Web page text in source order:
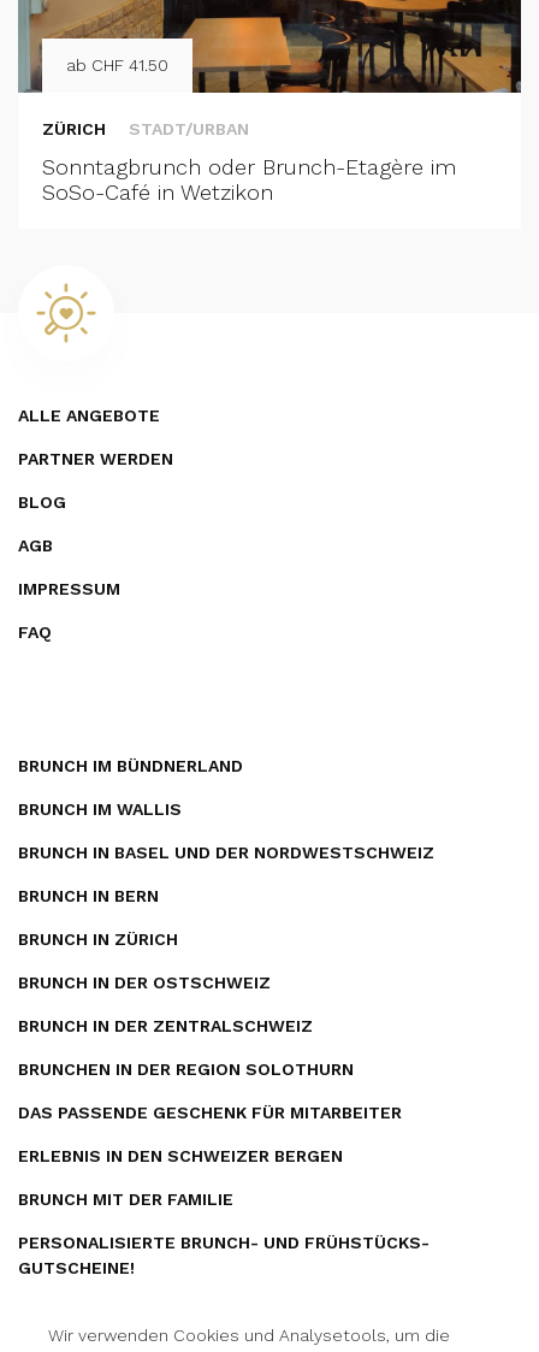
ab CHF 41.50
ZÜRICH STADT/URBAN
Sonntagbrunch oder Brunch-Etagère im
SoSo-Café in Wetzikon
ALLE ANGEBOTE
PARTNER WERDEN
BLOG
AGB
IMPRESSUM
FAQ
BRUNCH IM BÜNDNERLAND
BRUNCH IM WALLIS
BRUNCH IN BASEL UND DER NORDWESTSCHWEIZ
BRUNCH IN BERN
BRUNCH IN ZÜRICH
BRUNCH IN DER OSTSCHWEIZ
BRUNCH IN DER ZENTRALSCHWEIZ
BRUNCHEN IN DER REGION SOLOTHURN
DAS PASSENDE GESCHENK FÜR MITARBEITER
ERLEBNIS IN DEN SCHWEIZER BERGEN
BRUNCH MIT DER FAMILIE
PERSONALISIERTE BRUNCH- UND FRÜHSTÜCKS­
GUTSCHEINE!
Wir verwenden Cookies und Analysetools, um die